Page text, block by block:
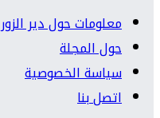
معلومات حول دير الزور
حول المجلة
سياسة الخصوصية
اتصل بنا